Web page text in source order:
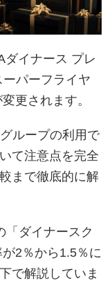
ダイナース プレ
パーフライヤ
更されます。
ループの利用で
て注意点を完全
まで徹底的に解
「ダイナースク
2％から1.5％に
で解説していま